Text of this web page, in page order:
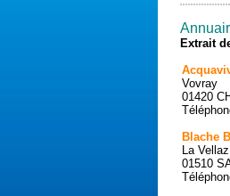
Extrait
Vovray
01420
Blache
La Vellaz
01510